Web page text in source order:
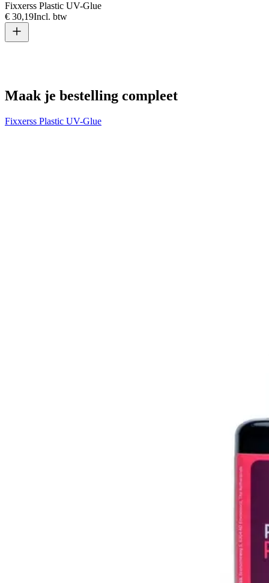
Fixxerss Plastic UV-Glue
€ 30,19Incl. btw
Maak je bestelling compleet
Fixxerss Plastic UV-Glue